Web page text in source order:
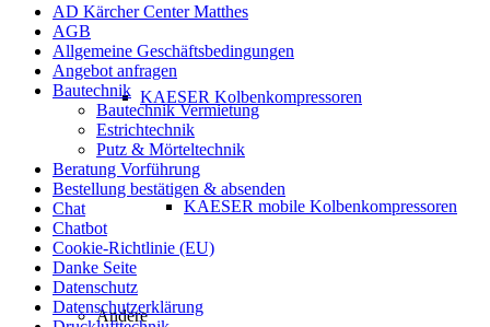
KAESER Kolbenkompressoren
KAESER mobile Kolbenkompressoren
Andere
AD Kärcher Center Matthes
AGB
Allgemeine Geschäftsbedingungen
Angebot anfragen
Bautechnik
Bautechnik Vermietung
Estrichtechnik
Putz & Mörteltechnik
Beratung Vorführung
Bestellung bestätigen & absenden
Chat
Chatbot
Cookie-Richtlinie (EU)
Danke Seite
Datenschutz
Datenschutzerklärung